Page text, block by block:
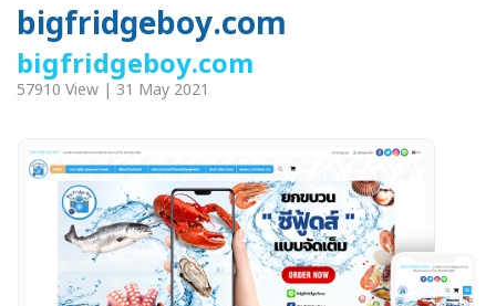
bigfridgeboy.com
bigfridgeboy.com
57910 View | 31 May 2021